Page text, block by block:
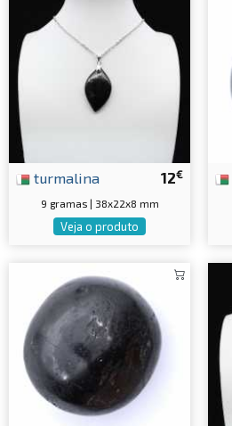
12€
turmalina
9 gramas | 38x22x8 mm
Veja o produto